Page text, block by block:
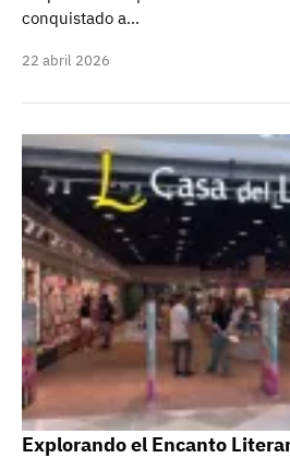
conquistado a…
22 abril 2026
Explorando el Encanto